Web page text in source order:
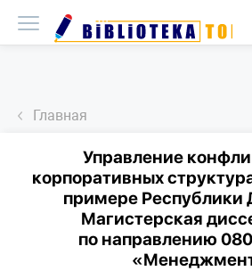
Главная
Управление
корпоративных
примере Республики
Магистерская
по направлению